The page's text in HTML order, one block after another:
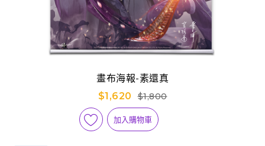
畫布海報-素還真
$1,620
$1,800
加入購物車